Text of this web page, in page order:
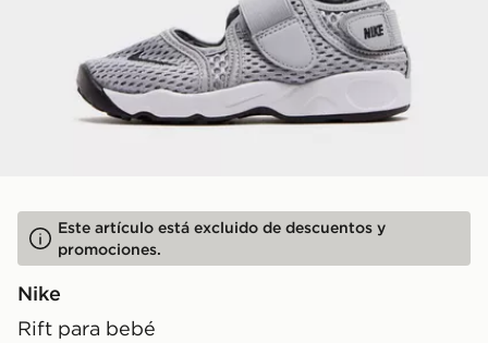
Este artículo está excluido de descuentos y
promociones.
Nike
Rift para bebé